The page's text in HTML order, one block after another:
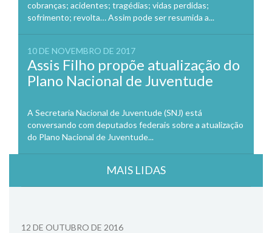
cobranças; acidentes; tragédias; vidas perdidas;
sofrimento; revolta… Assim pode ser resumida a...
10 DE NOVEMBRO DE 2017
Assis Filho propõe atualização do
Plano Nacional de Juventude
A Secretaria Nacional de Juventude (SNJ) está
conversando com deputados federais sobre a atualização
do Plano Nacional de Juventude...
MAIS LIDAS
12 DE OUTUBRO DE 2016